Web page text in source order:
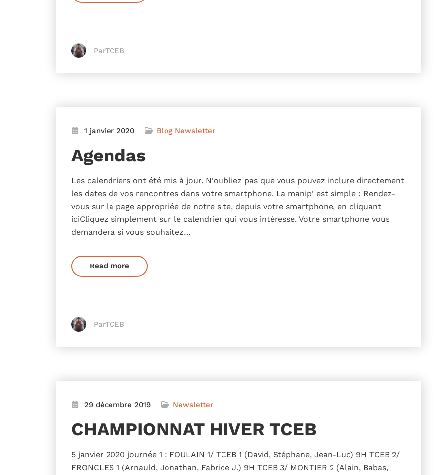
ParTCEB
1 janvier 2020 Blog Newsletter
Agendas
Les calendriers ont été mis à jour. N'oubliez pas que vous pouvez inclure directement
les dates de vos rencontres dans votre smartphone. La manip' est simple : Rendez-
vous sur la page appropriée de notre site, depuis votre smartphone, en cliquant
iciCliquez simplement sur le calendrier qui vous intéresse. Votre smartphone vous
demandera si vous souhaitez…
Read more
ParTCEB
29 décembre 2019 Newsletter
CHAMPIONNAT HIVER TCEB
5 janvier 2020 journée 1 : FOULAIN 1/ TCEB 1 (David, Stéphane, Jean-Luc) 9H TCEB 2/
FRONCLES 1 (Arnauld, Jonathan, Fabrice J.) 9H TCEB 3/ MONTIER 2 (Alain, Babas,